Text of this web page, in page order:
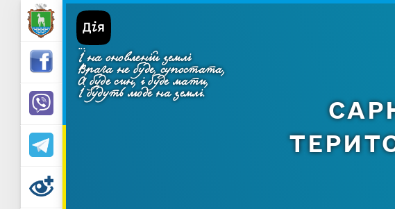
...
І на оновленій землі
Врага не буде, супостата,
А буде син, і буде мати,
І будуть люде на землі.